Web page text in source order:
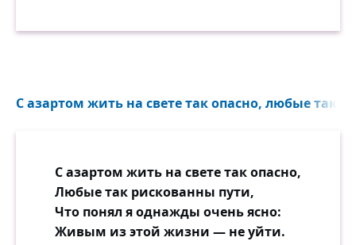
С азартом жить на свете так опасно, любые так
С азартом жить на свете так опасно,
Любые так рискованны пути,
Что понял я однажды очень ясно:
Живым из этой жизни — не уйти.